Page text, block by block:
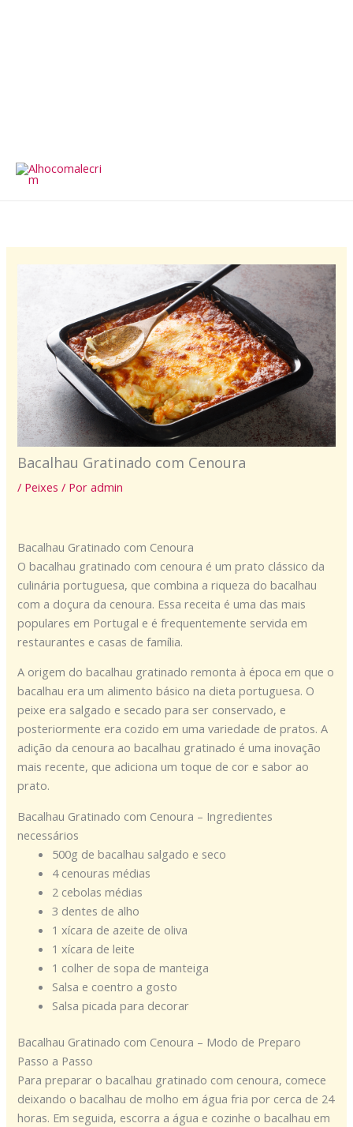
Bacalhau Gratinado com Cenoura
/ Peixes / Poradmin
Bacalhau Gratinado com Cenoura
O bacalhau gratinado com cenoura é um prato clássico da
culinária portuguesa, que combina a riqueza do bacalhau
com a doçura da cenoura. Essa receita é uma das mais
populares em Portugal e é frequentemente servida em
restaurantes e casas de família.
A origem do bacalhau gratinado remonta à época em que o
bacalhau era um alimento básico na dieta portuguesa. O
peixe era salgado e secado para ser conservado, e
posteriormente era cozido em uma variedade de pratos. A
adição da cenoura ao bacalhau gratinado é uma inovação
mais recente, que adiciona um toque de cor e sabor ao
prato.
Bacalhau Gratinado com Cenoura – Ingredientes
necessários
500g de bacalhau salgado e seco
4 cenouras médias
2 cebolas médias
3 dentes de alho
1 xícara de azeite de oliva
1 xícara de leite
1 colher de sopa de manteiga
Salsa e coentro a gosto
Salsa picada para decorar
Bacalhau Gratinado com Cenoura – Modo de Preparo
Passo a Passo
Para preparar o bacalhau gratinado com cenoura, comece
deixando o bacalhau de molho em água fria por cerca de 24
horas. Em seguida, escorra a água e cozinhe o bacalhau em